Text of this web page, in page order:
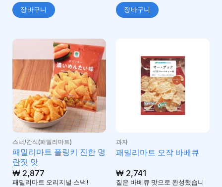
장바구니 장바구니
스낵/간식(패밀리마트)
패밀리마트 폴링키 진한 명
란젓 맛
₩2,877
패밀리마트 오리지널 스낵!
과자
패밀리마트 오작 바베큐
₩2,741
짙은 바베큐 맛으로 완성했습니